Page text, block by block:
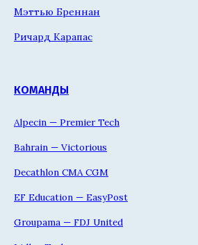
Мэттью Бреннан
Ричард Карапас
КОМАНДЫ
Alpecin — Premier Tech
Bahrain — Victorious
Decathlon CMA CGM
EF Education — EasyPost
Groupama — FDJ United